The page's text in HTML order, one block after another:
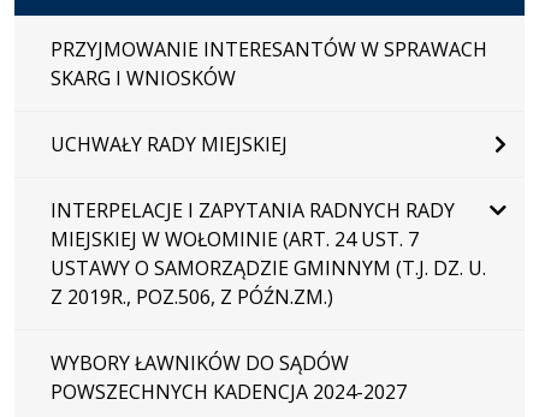
PRZYJMOWANIE INTERESANTÓW W SPRAWACH
SKARG I WNIOSKÓW
UCHWAŁY RADY MIEJSKIEJ
INTERPELACJE I ZAPYTANIA RADNYCH RADY
MIEJSKIEJ W WOŁOMINIE (ART. 24 UST. 7
USTAWY O SAMORZĄDZIE GMINNYM (T.J. DZ. U.
Z 2019R., POZ.506, Z PÓŹN.ZM.)
WYBORY ŁAWNIKÓW DO SĄDÓW
POWSZECHNYCH KADENCJA 2024-2027